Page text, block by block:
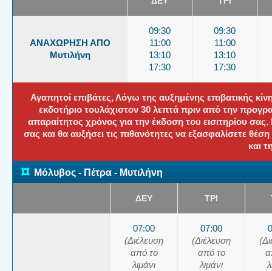
ΑΝΑΧΩΡΗΣΗ ΑΠΟ
Μυτιλήνη
09:30
11:00
13:10
17:30
09:30
11:00
13:10
17:30
Αγαπητοί επιβάτες, Λόγω της αυξημένης επιβατικής
εκδοτήριο τουλάχιστον 30 λεπτά πριν από την
απαραίτητος χρόνος για την έκδοση του εισιτηρίου
σας και θα αυξήσει τις πιθανότητες να εξασφαλίσετε
και
¤ Μόλυβος - Πέτρα - Μυτιλήνη
ΔΕΥ ΤΡΙ
07:00
(Διέλευση
από το
λιμάνι
07:00
(Διέλευση
από το
λιμάνι